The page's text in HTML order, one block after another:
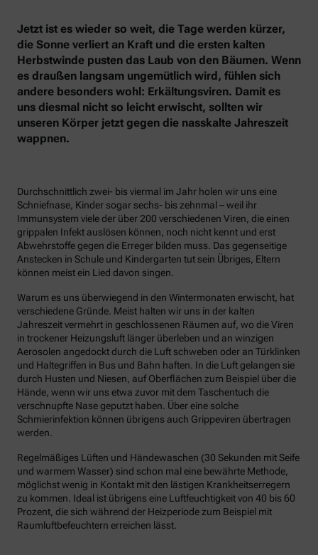
Jetzt ist es wieder so weit, die Tage werden kürzer,
die Sonne verliert an Kraft und die ersten kalten
Herbstwinde pusten das Laub von den Bäumen. Wenn
es draußen langsam ungemütlich wird, fühlen sich
andere besonders wohl: Erkältungsviren. Damit es
uns diesmal nicht so leicht erwischt, sollten wir
unseren Körper jetzt gegen die nasskalte Jahreszeit
wappnen.
Durchschnittlich zwei- bis viermal im Jahr holen wir uns eine
Schniefnase, Kinder sogar sechs- bis zehnmal – weil ihr
Immunsystem viele der über 200 verschiedenen Viren, die einen
grippalen Infekt auslösen können, noch nicht kennt und erst
Abwehrstoffe gegen die Erreger bilden muss. Das gegenseitige
Anstecken in Schule und Kindergarten tut sein Übriges, Eltern
können meist ein Lied davon singen.
Warum es uns überwiegend in den Wintermonaten erwischt, hat
verschiedene Gründe. Meist halten wir uns in der kalten
Jahreszeit vermehrt in geschlossenen Räumen auf, wo die Viren
in trockener Heizungsluft länger überleben und an winzigen
Aerosolen angedockt durch die Luft schweben oder an Türklinken
und Haltegriffen in Bus und Bahn haften. In die Luft gelangen sie
durch Husten und Niesen, auf Oberflächen zum Beispiel über die
Hände, wenn wir uns etwa zuvor mit dem Taschentuch die
verschnupfte Nase geputzt haben. Über eine solche
Schmierinfektion können übrigens auch Grippeviren übertragen
werden.
Regelmäßiges Lüften und Händewaschen (30 Sekunden mit Seife
und warmem Wasser) sind schon mal eine bewährte Methode,
möglichst wenig in Kontakt mit den lästigen Krankheitserregern
zu kommen. Ideal ist übrigens eine Luftfeuchtigkeit von 40 bis 60
Prozent, die sich während der Heizperiode zum Beispiel mit
Raumluftbefeuchtern erreichen lässt.